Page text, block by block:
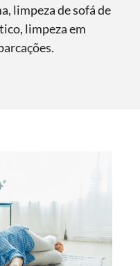
limpeza de sofá de
limpeza em